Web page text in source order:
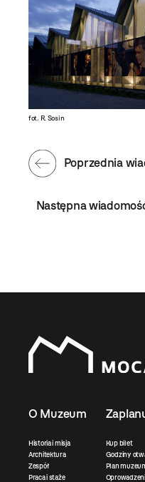
fot. R. Sosin
Następna
Poprzednia
O Muzeum
Historia i misja
Architektura
Zespół
Praca i staże
Kup bilet
Godziny
Plan